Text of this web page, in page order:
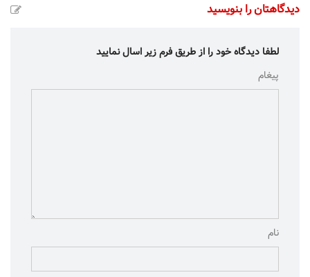
دیدگاهتان را بنویسید
لطفا دیدگاه خود را از طریق فرم زیر اسال نمایید
پیغام
نام